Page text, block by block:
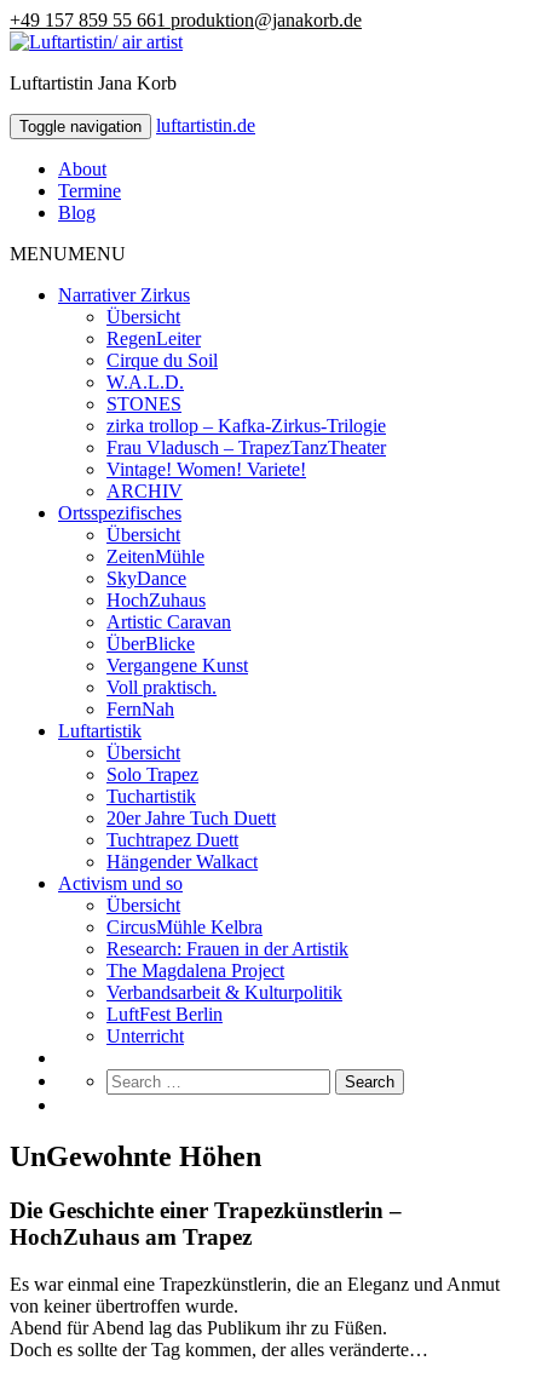
+49 157 859 55 661 produktion@janakorb.de
luftartistin.de
Luftartistin Jana Korb
Toggle navigation luftartistin.de
About
Termine
Blog
MENUMENU
Narrativer Zirkus
Übersicht
RegenLeiter
Cirque du Soil
W.A.L.D.
STONES
zirka trollop – Kafka-Zirkus-Trilogie
Frau Vladusch – TrapezTanzTheater
Vintage! Women! Variete!
ARCHIV
Ortsspezifisches
Übersicht
ZeitenMühle
SkyDance
HochZuhaus
Artistic Caravan
ÜberBlicke
Vergangene Kunst
Voll praktisch.
FernNah
Luftartistik
Übersicht
Solo Trapez
Tuchartistik
20er Jahre Tuch Duett
Tuchtrapez Duett
Hängender Walkact
Activism und so
Übersicht
CircusMühle Kelbra
Research: Frauen in der Artistik
The Magdalena Project
Verbandsarbeit & Kulturpolitik
LuftFest Berlin
Unterricht
UnGewohnte Höhen
Die Geschichte einer Trapezkünstlerin –
HochZuhaus am Trapez
Es war einmal eine Trapezkünstlerin, die an Eleganz und Anmut
von keiner übertroffen wurde.
Abend für Abend lag das Publikum ihr zu Füßen.
Doch es sollte der Tag kommen, der alles veränderte…